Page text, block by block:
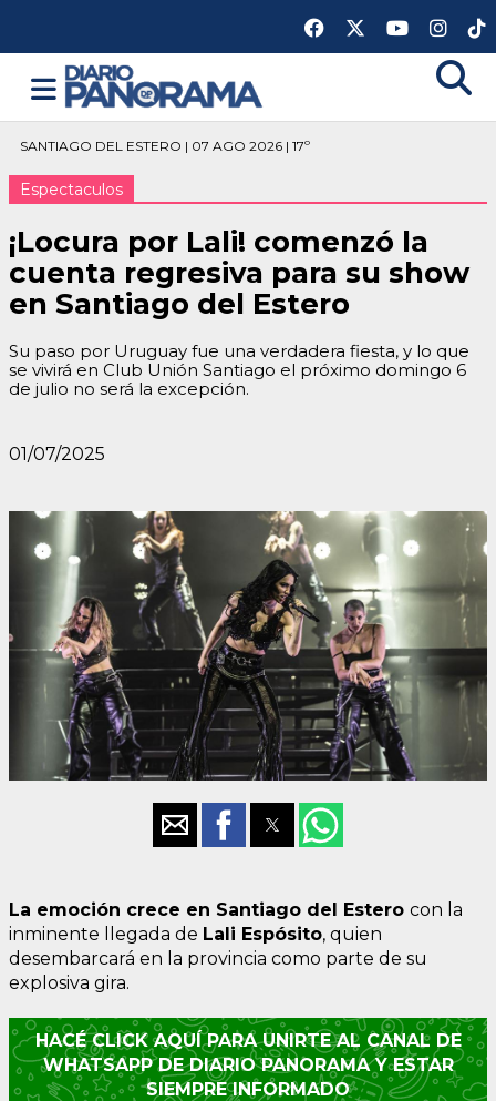
SANTIAGO DEL ESTERO | 07 AGO 2026 | 17º
Espectaculos
¡Locura por Lali! comenzó la
cuenta regresiva para su show
en Santiago del Estero
Su paso por Uruguay fue una verdadera fiesta, y lo que
se vivirá en Club Unión Santiago el próximo domingo 6
de julio no será la excepción.
01/07/2025
La emoción crece en Santiago del Estero con la
inminente llegada de Lali Espósito, quien
desembarcará en la provincia como parte de su
explosiva gira.
HACÉ CLICK AQUÍ PARA UNIRTE AL CANAL DE
WHATSAPP DE DIARIO PANORAMA Y ESTAR
SIEMPRE INFORMADO